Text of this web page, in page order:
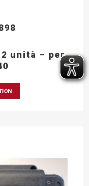
unità – per